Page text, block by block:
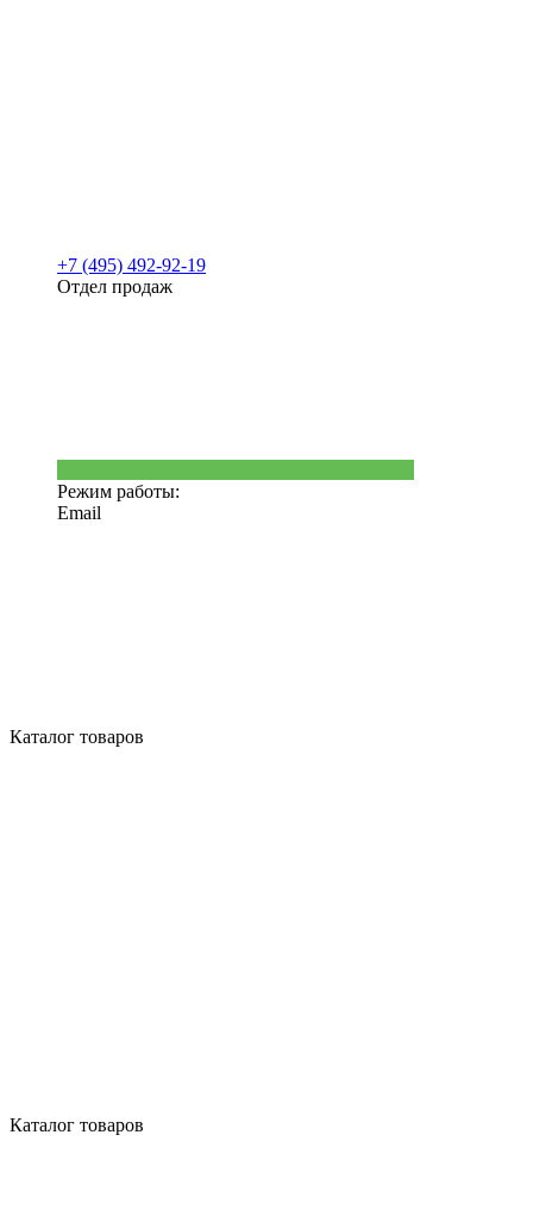
+7 (495) 492-92-19
Отдел продаж
Режим работы:
Email
Каталог товаров
Каталог товаров